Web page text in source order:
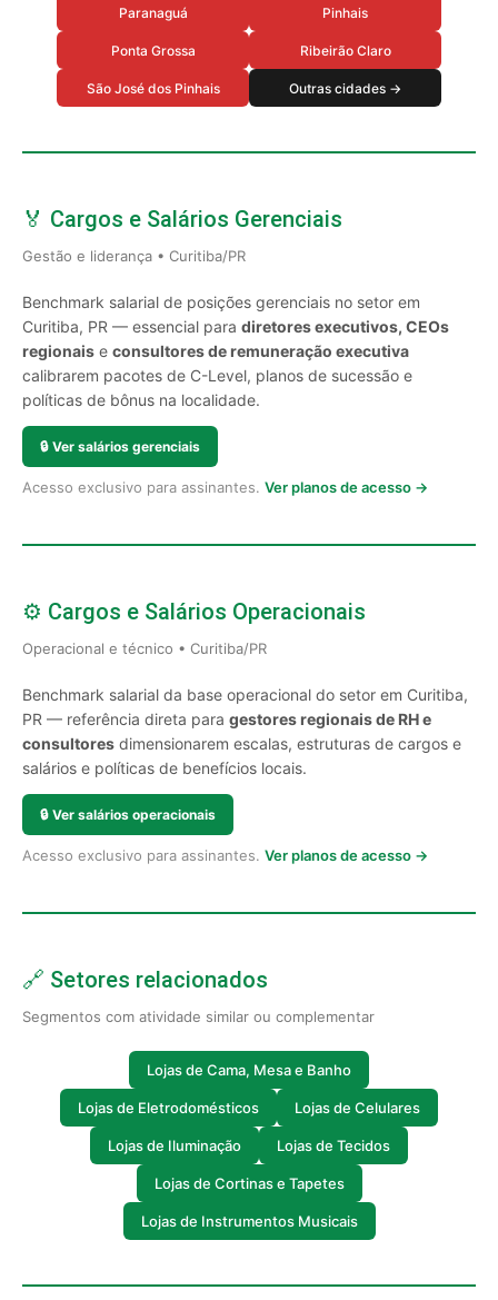
Paranaguá Pinhais
Ponta Grossa Ribeirão Claro
São José dos Pinhais Outras cidades →
🏅 Cargos e Salários Gerenciais
Gestão e liderança • Curitiba/PR
Benchmark salarial de posições gerenciais no setor em
Curitiba, PR — essencial para diretores executivos, CEOs
regionais e consultores de remuneração executiva
calibrarem pacotes de C-Level, planos de sucessão e
políticas de bônus na localidade.
🔒 Ver salários gerenciais
Acesso exclusivo para assinantes. Ver planos de acesso →
⚙️ Cargos e Salários Operacionais
Operacional e técnico • Curitiba/PR
Benchmark salarial da base operacional do setor em Curitiba,
PR — referência direta para gestores regionais de RH e
consultores dimensionarem escalas, estruturas de cargos e
salários e políticas de benefícios locais.
🔒 Ver salários operacionais
Acesso exclusivo para assinantes. Ver planos de acesso →
🔗 Setores relacionados
Segmentos com atividade similar ou complementar
Lojas de Cama, Mesa e Banho
Lojas de Eletrodomésticos Lojas de Celulares
Lojas de Iluminação Lojas de Tecidos
Lojas de Cortinas e Tapetes
Lojas de Instrumentos Musicais